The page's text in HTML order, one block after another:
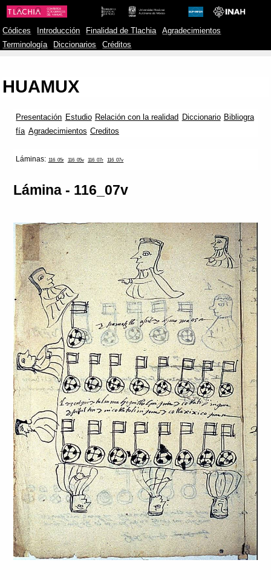
Códices Introducción Finalidad de Tlachia
Agradecimientos
Terminología
Diccionarios Créditos
HUAMUX
Presentación Estudio Relación con la realidad Diccionario Bibliogra
fía Agradecimientos Creditos
Láminas: 116_05r 116_05v 116_07r 116_07v
Lámina - 116_07v